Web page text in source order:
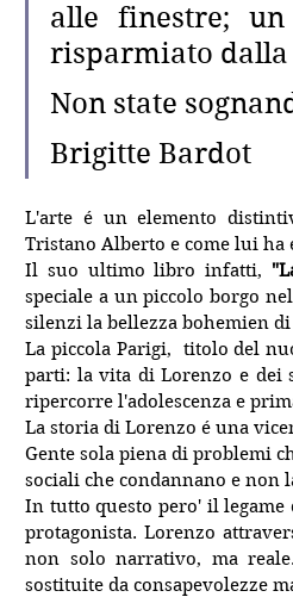
alle finestre;
risparmiato dalla
Non state
Brigitte Bardot
L'arte é un elemento
Tristano Alberto e come lui
Il suo ultimo libro infatti,
speciale a un piccolo borgo
silenzi la bellezza bohemien di
La piccola Parigi,  titolo del
parti: la vita di Lorenzo e dei
ripercorre l'adolescenza e
La storia di Lorenzo é una
Gente sola piena di problemi
sociali che condannano e non
In tutto questo pero' il
protagonista. Lorenzo
non solo narrativo, ma
sostituite da consapevolezze